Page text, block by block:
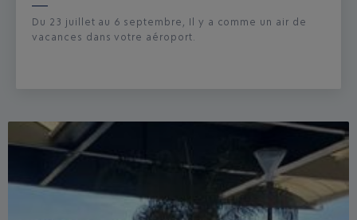
Du 23 juillet au 6 septembre, Il y a comme un air de
vacances dans votre aéroport.